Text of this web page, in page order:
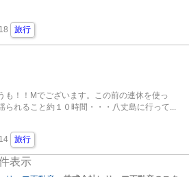
旅行
も！！Mでございます。この前の連休を使っ
られること約１０時間・・・八丈島に行って...
旅行
表示